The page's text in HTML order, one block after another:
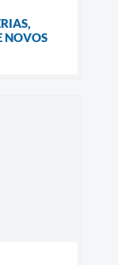
NOVOS